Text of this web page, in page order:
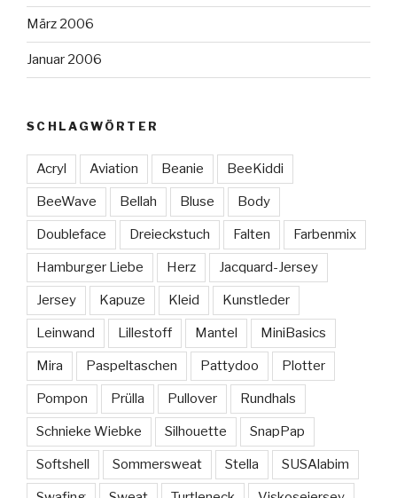
März 2006
Januar 2006
SCHLAGWÖRTER
Acryl Aviation Beanie BeeKiddi
BeeWave Bellah Bluse Body
Doubleface Dreieckstuch Falten Farbenmix
Hamburger Liebe Herz Jacquard-Jersey
Jersey Kapuze Kleid Kunstleder
Leinwand Lillestoff Mantel MiniBasics
Mira Paspeltaschen Pattydoo Plotter
Pompon Prülla Pullover Rundhals
Schnieke Wiebke Silhouette SnapPap
Softshell Sommersweat Stella SUSAlabim